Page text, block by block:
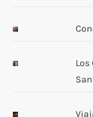
Los